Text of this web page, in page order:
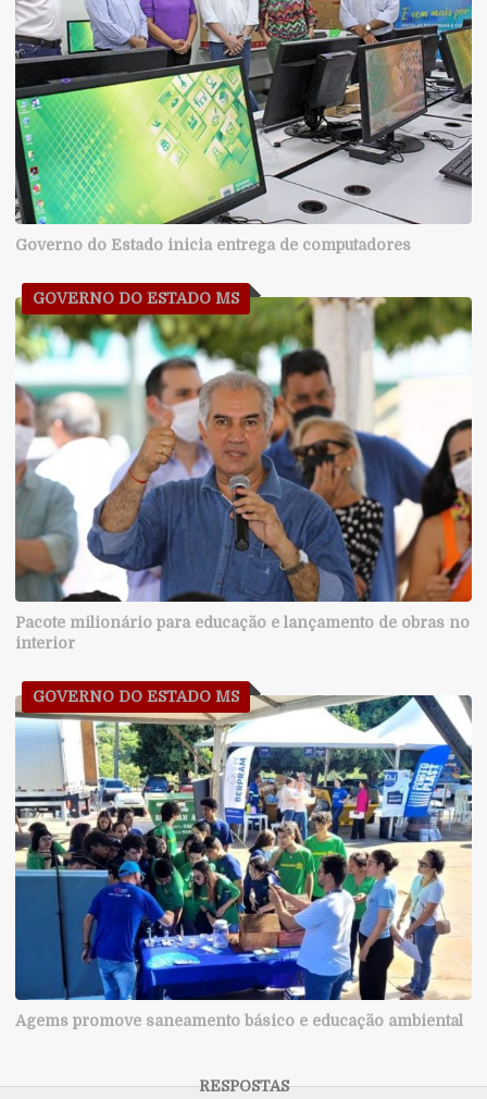
Governo do Estado inicia entrega de computadores
GOVERNO DO ESTADO MS
Pacote milionário para educação e lançamento de obras no
interior
GOVERNO DO ESTADO MS
Agems promove saneamento básico e educação ambiental